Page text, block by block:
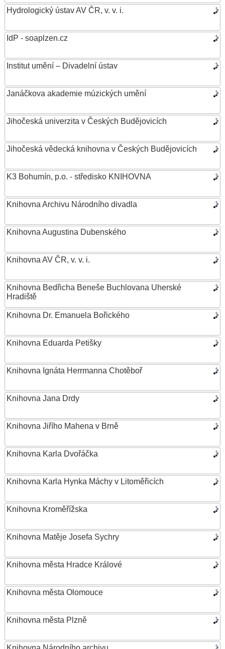
Hydrologický ústav AV ČR, v. v. i.
IdP - soaplzen.cz
Institut umění – Divadelní ústav
Janáčkova akademie múzických umění
Jihočeská univerzita v Českých Budějovicích
Jihočeská vědecká knihovna v Českých Budějovicích
K3 Bohumín, p.o. - středisko KNIHOVNA
Knihovna Archivu Národního divadla
Knihovna Augustina Dubenského
Knihovna AV ČR, v. v. i.
Knihovna Bedřicha Beneše Buchlovana Uherské
Hradiště
Knihovna Dr. Emanuela Bořického
Knihovna Eduarda Petišky
Knihovna Ignáta Herrmanna Chotěboř
Knihovna Jana Drdy
Knihovna Jiřího Mahena v Brně
Knihovna Karla Dvořáčka
Knihovna Karla Hynka Máchy v Litoměřicích
Knihovna Kroměřížska
Knihovna Matěje Josefa Sychry
Knihovna města Hradce Králové
Knihovna města Olomouce
Knihovna města Plzně